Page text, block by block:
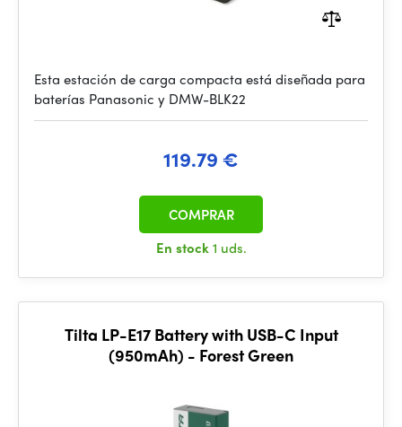
Esta estación de carga compacta está diseñada para
baterías Panasonic y DMW-BLK22
119.79 €
En stock1 uds.
COMPRAR
Tilta LP-E17 Battery with USB-C Input
(950mAh) - Forest Green